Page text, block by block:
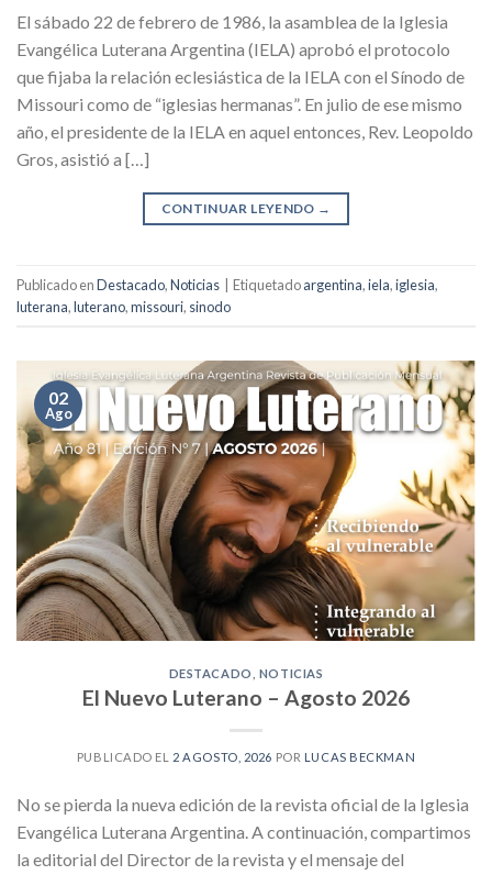
El sábado 22 de febrero de 1986, la asamblea de la Iglesia
Evangélica Luterana Argentina (IELA) aprobó el protocolo
que fijaba la relación eclesiástica de la IELA con el Sínodo de
Missouri como de “iglesias hermanas”. En julio de ese mismo
año, el presidente de la IELA en aquel entonces, Rev. Leopoldo
Gros, asistió a […]
CONTINUAR LEYENDO →
Publicado enDestacado,Noticias | Etiquetadoargentina,iela,iglesia,
luterana,luterano,missouri, sinodo
02
Ago
DESTACADO NOTICIAS
El Nuevo Luterano – Agosto 2026
PUBLICADO EL 2 AGOSTO, 2026 POR LUCAS BECKMAN
No se pierda la nueva edición de la revista oficial de la Iglesia
Evangélica Luterana Argentina. A continuación, compartimos
la editorial del Director de la revista y el mensaje del